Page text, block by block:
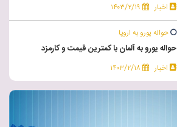
اخبار ۱۴۰۳/۲/۱۹
حواله یورو به اروپا
حواله یورو به آلمان با کمترین قیمت و کارمزد
اخبار ۱۴۰۳/۲/۱۸